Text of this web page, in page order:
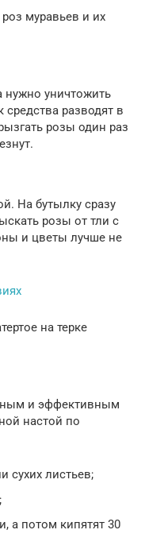
муравьев и их
нужно уничтожить
разводят в
розы один раз
На бутылку сразу
розы от тли с
и цветы лучше не
на терке
и эффективным
настой по
сухих листьев;
а потом кипятят 30